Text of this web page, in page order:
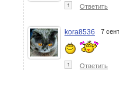
↑ Ответить
kora8536 7
↑ Ответить